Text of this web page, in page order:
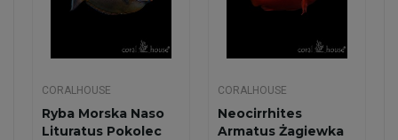
CORALHOUSE
Ryba Morska Naso
Lituratus Pokolec
CORALHOUSE
Neocirrhites
Armatus Żagiewka